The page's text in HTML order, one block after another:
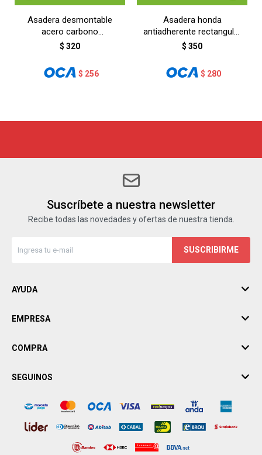
Asadera desmontable
acero carbono
31,5X21,2X3CM - NEGRO
$ 320
$ 256
Asadera honda
antiadherente rectangular
37,5x25,5x5 cm - GRIS
$ 350
$ 280
Suscríbete a nuestra newsletter
Recibe todas las novedades y ofertas de nuestra tienda.
SUSCRIBIRME
AYUDA
EMPRESA
COMPRA
SEGUINOS